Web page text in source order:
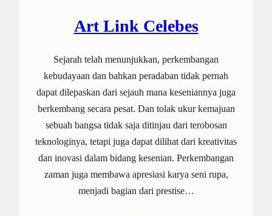
Art Link Celebes
Sejarah telah menunjukkan, perkembangan
kebudayaan dan bahkan peradaban tidak pernah
dapat dilepaskan dari sejauh mana keseniannya juga
berkembang secara pesat. Dan tolak ukur kemajuan
sebuah bangsa tidak saja ditinjau dari terobosan
teknologinya, tetapi juga dapat dilihat dari kreativitas
dan inovasi dalam bidang kesenian. Perkembangan
zaman juga membawa apresiasi karya seni rupa,
menjadi bagian dari prestise…